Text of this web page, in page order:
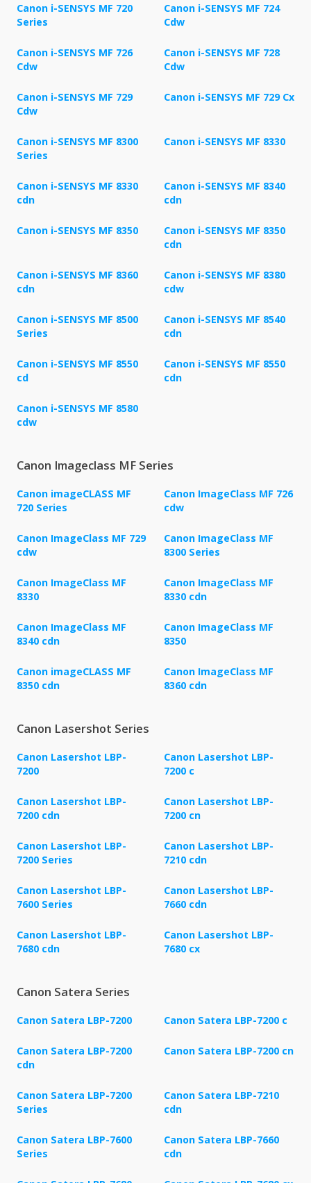
Canon i-SENSYS MF 720
Series
Canon i-SENSYS MF 724
Cdw
Canon i-SENSYS MF 726
Cdw
Canon i-SENSYS MF 728
Cdw
Canon i-SENSYS MF 729
Cdw
Canon i-SENSYS MF 729 Cx
Canon i-SENSYS MF 8300
Series
Canon i-SENSYS MF 8330
Canon i-SENSYS MF 8330
cdn
Canon i-SENSYS MF 8340
cdn
Canon i-SENSYS MF 8350
Canon i-SENSYS MF 8350
cdn
Canon i-SENSYS MF 8360
cdn
Canon i-SENSYS MF 8380
cdw
Canon i-SENSYS MF 8500
Series
Canon i-SENSYS MF 8540
cdn
Canon i-SENSYS MF 8550
cd
Canon i-SENSYS MF 8550
cdn
Canon i-SENSYS MF 8580
cdw
Canon Imageclass MF Series
Canon imageCLASS MF
720 Series
Canon ImageClass MF 726
cdw
Canon ImageClass MF 729
cdw
Canon ImageClass MF
8300 Series
Canon ImageClass MF
8330
Canon ImageClass MF
8330 cdn
Canon ImageClass MF
8340 cdn
Canon ImageClass MF
8350
Canon imageCLASS MF
8350 cdn
Canon ImageClass MF
8360 cdn
Canon Lasershot Series
Canon Lasershot LBP-
7200
Canon Lasershot LBP-
7200 c
Canon Lasershot LBP-
7200 cdn
Canon Lasershot LBP-
7200 cn
Canon Lasershot LBP-
7200 Series
Canon Lasershot LBP-
7210 cdn
Canon Lasershot LBP-
7600 Series
Canon Lasershot LBP-
7660 cdn
Canon Lasershot LBP-
7680 cdn
Canon Lasershot LBP-
7680 cx
Canon Satera Series
Canon Satera LBP-7200 Canon Satera LBP-7200 c
Canon Satera LBP-7200
cdn
Canon Satera LBP-7200 cn
Canon Satera LBP-7200
Series
Canon Satera LBP-7210
cdn
Canon Satera LBP-7600
Series
Canon Satera LBP-7660
cdn